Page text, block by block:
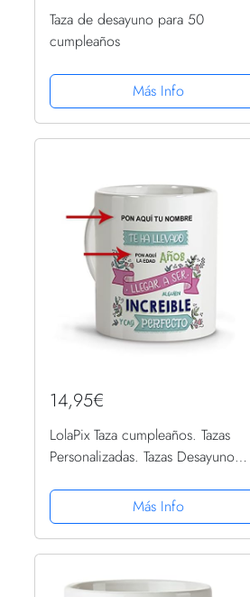
Taza de desayuno para 50
cumpleaños
Más Info
14,95€
LolaPix Taza cumpleaños. Tazas
Personalizadas. Tazas Desayuno
CUMPLEAÑOS INCREIBLE
Más Info